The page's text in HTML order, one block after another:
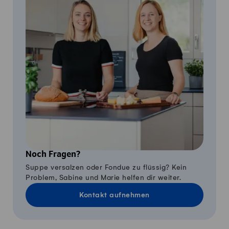
Noch Fragen?
Suppe versalzen oder Fondue zu flüssig? Kein
Problem, Sabine und Marie helfen dir weiter.
Kontakt aufnehmen